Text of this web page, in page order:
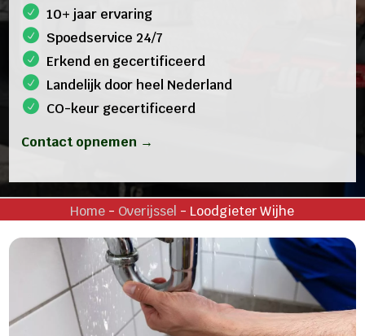
10+ jaar ervaring
Spoedservice 24/7
Erkend en gecertificeerd
Landelijk door heel Nederland
CO-keur gecertificeerd
Contact opnemen →
Home - Overijssel - Loodgieter Wijhe